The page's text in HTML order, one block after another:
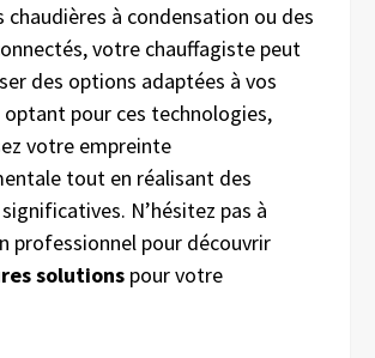
chaudières à condensation ou des
votre chauffagiste peut
des options adaptées à vos
optant pour ces technologies,
votre empreinte
tout en réalisant des
N’hésitez pas à
professionnel pour découvrir
solutions pour votre